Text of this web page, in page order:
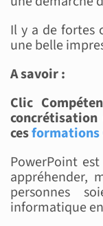
Il y a de fortes
une belle
A savoir :
Clic
cesformations
PowerPoint
appréhender,
personnes
informatique